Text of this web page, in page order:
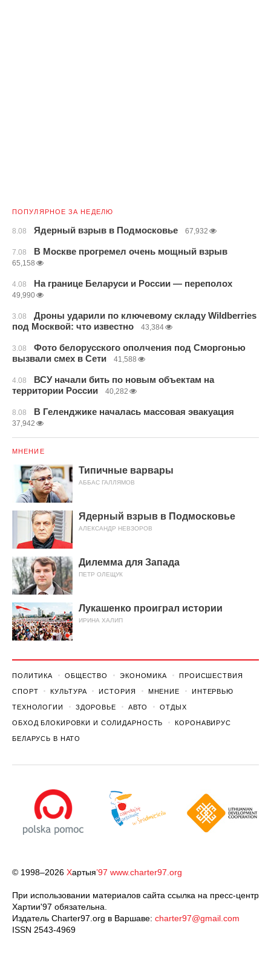
ПОПУЛЯРНОЕ ЗА НЕДЕЛЮ
8.08 Ядерный взрыв в Подмосковье 67,932
7.08 В Москве прогремел очень мощный взрыв
65,158
4.08 На границе Беларуси и России — переполох
49,990
3.08
Дроны ударили по ключевому складу Wildberries
под Москвой: что известно
43,384
3.08
Фото белорусского ополчения под Сморгонью
вызвали смех в Сети
41,588
4.08
ВСУ начали бить по новым объектам на
территории России
40,282
8.08 В Геленджике началась массовая эвакуация
37,942
МНЕНИЕ
Типичные варвары
АББАС ГАЛЛЯМОВ
Ядерный взрыв в Подмосковье
АЛЕКСАНДР НЕВЗОРОВ
Дилемма для Запада
ПЕТР ОЛЕЩУК
Лукашенко проиграл истории
ИРИНА ХАЛИП
ПОЛИТИКА ОБЩЕСТВО ЭКОНОМИКА ПРОИСШЕСТВИЯ
СПОРТ КУЛЬТУРА ИСТОРИЯ МНЕНИЕ ИНТЕРВЬЮ
ТЕХНОЛОГИИ ЗДОРОВЬЕ АВТО ОТДЫХ
ОБХОД БЛОКИРОВКИ И СОЛИДАРНОСТЬ КОРОНАВИРУС
БЕЛАРУСЬ В НАТО
© 1998–2026 Хартыя’97 www.charter97.org
При использовании материалов сайта ссылка на пресс-центр
Хартии'97 обязательна.
Издатель Charter97.org в Варшаве: charter97@gmail.com
ISSN 2543-4969